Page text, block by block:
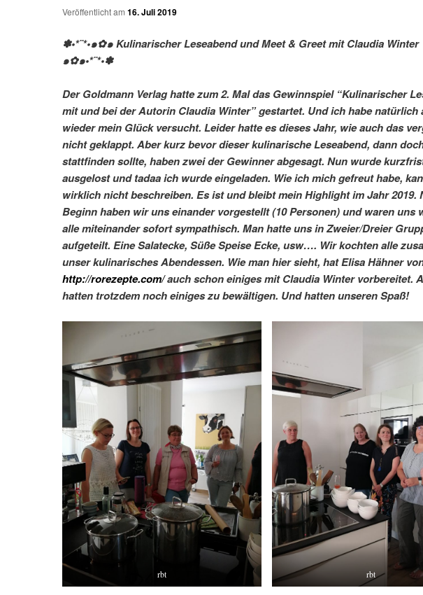
Veröffentlicht am 16. Juli 2019
✽•*¨*•๑✿๑Kulinarischer LeseabendundMeet & Greet mit Claudia Winter
๑✿๑•*¨*•✽
Der Goldmann Verlag hatte zum 2. Mal das Gewinnspiel “Kulinarischer
mit und bei der Autorin Claudia Winter” gestartet. Und ich habe natürlich
wieder mein Glück versucht. Leider hatte es dieses Jahr, wie auch das
nicht geklappt. Aber kurz bevor dieser kulinarische Leseabend, dann
stattfinden sollte, haben zwei der Gewinner abgesagt. Nun wurde
ausgelost und tadaa ich wurde eingeladen. Wie ich mich gefreut habe,
wirklich nicht beschreiben. Es ist und bleibt mein Highlight im Jahr 2019.
Beginn haben wir uns einander vorgestellt (10 Personen) und waren uns
alle miteinander sofort sympathisch. Man hatte uns in Zweier/Dreier
aufgeteilt. Eine Salatecke, Süße Speise Ecke, usw…. Wir kochten alle
unser kulinarisches Abendessen. Wie man hier sieht, hat Elisa Hähner
http://rorezepte.com/auch schon einiges mit Claudia Winter vorbereitet.
hatten trotzdem noch einiges zu bewältigen. Und hatten unseren Spaß!
rbt rbt